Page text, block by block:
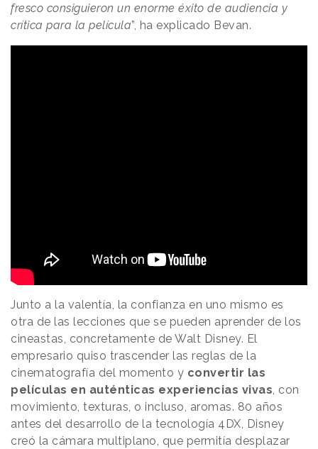
fresco consiguieron un enorme éxito de audiencia y
crítica para la película”, ha explicado Bevan.
Junto a la valentía, la confianza en uno mismo es
otra de las lecciones que se pueden aprender de los
cineastas, concretamente de Walt Disney. El
empresario quiso trascender las reglas de la
cinematografía del momento y convertir las
películas en auténticas experiencias vivas, con
movimiento, texturas, o incluso, aromas. 80 años
antes del desarrollo de la tecnología 4DX, Disney
creó la cámara multiplano, que permitía desplazar